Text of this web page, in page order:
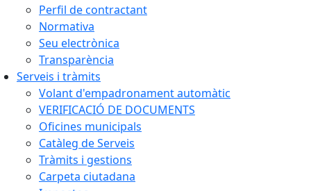
Perfil de contractant
Normativa
Seu electrònica
Transparència
Serveis i tràmits
Volant d'empadronament automàtic
VERIFICACIÓ DE DOCUMENTS
Oficines municipals
Catàleg de Serveis
Tràmits i gestions
Carpeta ciutadana